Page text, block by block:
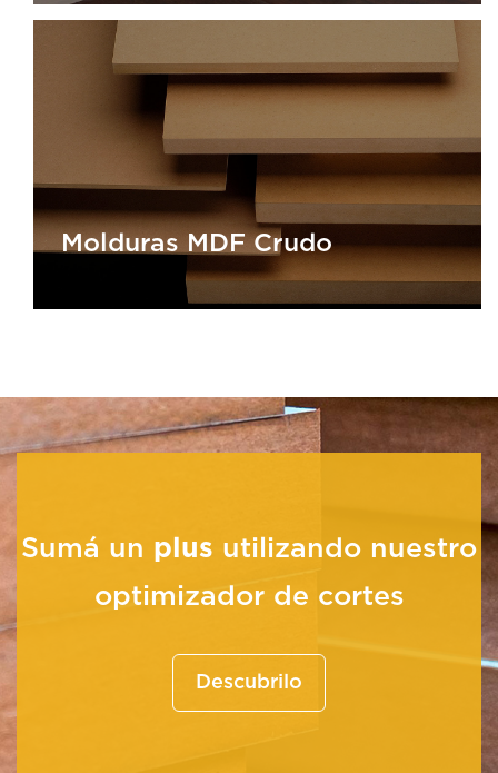
Molduras MDF prepintadas
Molduras MDF Crudo
Molduras MDF Crudo
Sumá un plus utilizando nuestro
optimizador de cortes
Descubrilo